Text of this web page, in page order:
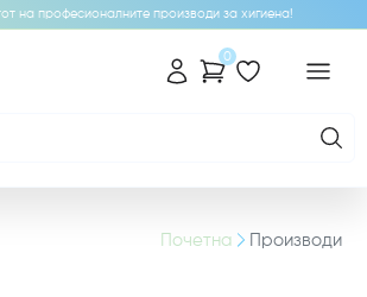
на професионалните производи за хигиена!
0
Почетна
Производи